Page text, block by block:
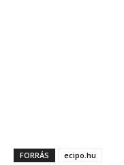
FORRÁS
ecipo.hu